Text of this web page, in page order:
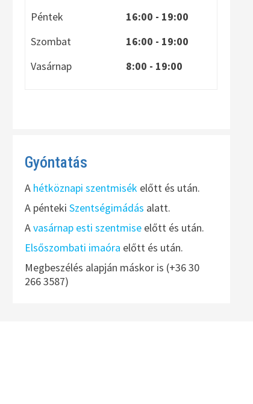
Péntek
16:00 - 19:00
Szombat
16:00 - 19:00
Vasárnap
8:00 - 19:00
Gyóntatás
A hétköznapi szentmisék előtt és után.
A péntekiSzentségimádás alatt.
Avasárnap esti szentmise előtt és után.
Elsőszombati imaóra előtt és után.
Megbeszélés alapján máskor is (+36 30
266 3587)